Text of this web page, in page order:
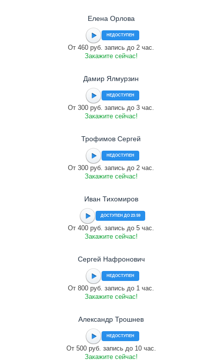
Елена Орлова
НЕДОСТУПЕН
От 460 руб. запись до 2 час.
Закажите сейчас!
Дамир Ялмурзин
НЕДОСТУПЕН
От 300 руб. запись до 3 час.
Закажите сейчас!
Трофимов Сергей
НЕДОСТУПЕН
От 300 руб. запись до 2 час.
Закажите сейчас!
Иван Тихомиров
ДОСТУПЕН ДО 23:59
От 400 руб. запись до 5 час.
Закажите сейчас!
Сергей Нафронович
НЕДОСТУПЕН
От 800 руб. запись до 1 час.
Закажите сейчас!
Александр Трошнев
НЕДОСТУПЕН
От 500 руб. запись до 10 час.
Закажите сейчас!